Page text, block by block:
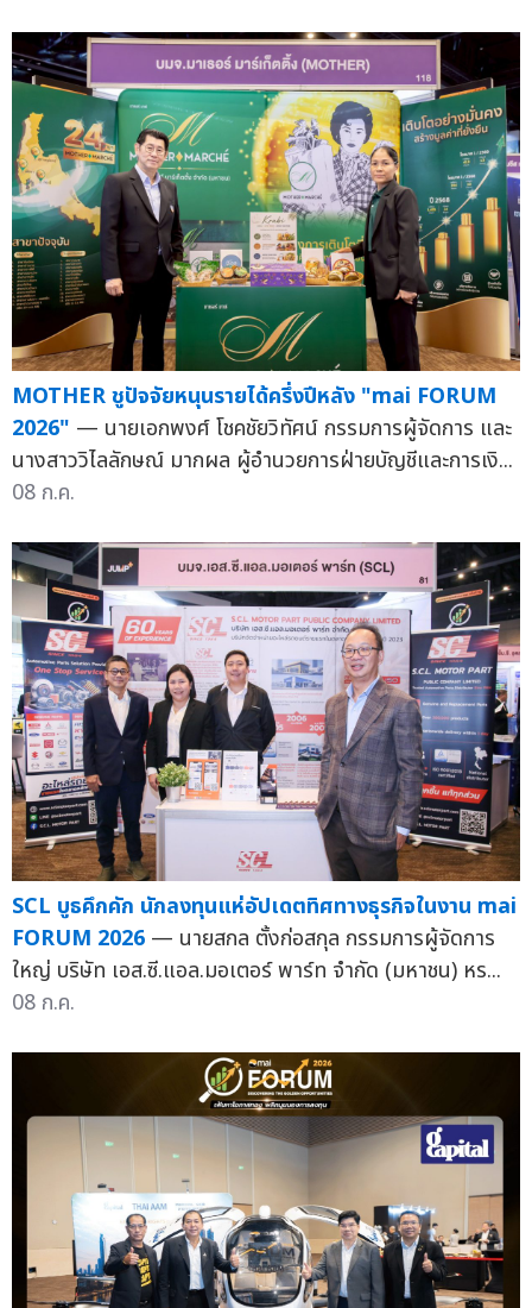
MOTHER ชูปัจจัยหนุนรายได้ครึ่งปีหลัง "mai FORUM
2026" — นายเอกพงศ์ โชคชัยวิทัศน์ กรรมการผู้จัดการ และ
นางสาววิไลลักษณ์ มากผล ผู้อำนวยการฝ่ายบัญชีและการเงิ...
08 ก.ค.
SCL บูธคึกคัก นักลงทุนแห่อัปเดตทิศทางธุรกิจในงาน mai
FORUM 2026 — นายสกล ตั้งก่อสกุล กรรมการผู้จัดการ
ใหญ่ บริษัท เอส.ซี.แอล.มอเตอร์ พาร์ท จำกัด (มหาชน) หร...
08 ก.ค.